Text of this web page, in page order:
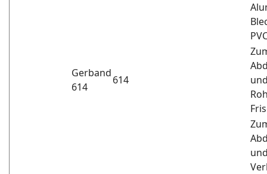
Gerband
614
614